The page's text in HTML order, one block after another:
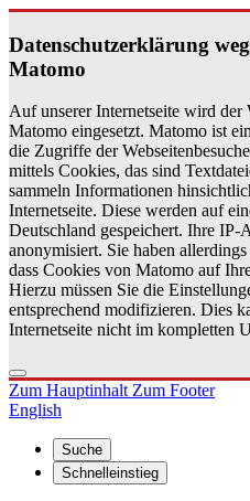
Da­ten­schutz­er­klä­rung
Ma­to­mo
Auf unserer Internetseite wird der
Matomo eingesetzt. Matomo ist
die Zugriffe der
mittels Cookies, das sind
sammeln Informationen
Internetseite. Diese werden auf
Deutschland gespeichert. Ihre IP-
anonymisiert. Sie haben
dass Cookies von Matomo auf
Hierzu müssen Sie die
entsprechend modifizieren. Dies
Internetseite nicht im kompletten
Zum HauptinhaltZum Footer
English
Suche
Schnelleinstieg